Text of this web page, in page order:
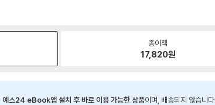
종이책
17,820원
예스24 eBook앱 설치 후 바로 이용 가능한 상품이며, 배송되지 않습니다.